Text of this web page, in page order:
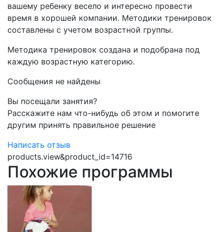
вашему ребенку весело и интересно провести
время в хорошей компании. Методики тренировок
составлены с учетом возрастной группы.
Методика тренировок создана и подобрана под
каждую возрастную категорию.
Сообщения не найдены
Вы посещали занятия?
Расскажите нам что-нибудь об этом и помогите
другим принять правильное решение
Написать отзыв
products.view&product_id=14716
Похожие программы